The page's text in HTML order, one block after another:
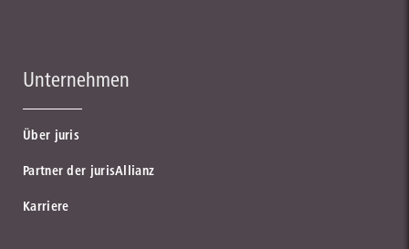
Unternehmen
Über juris
Partner der jurisAllianz
Karriere